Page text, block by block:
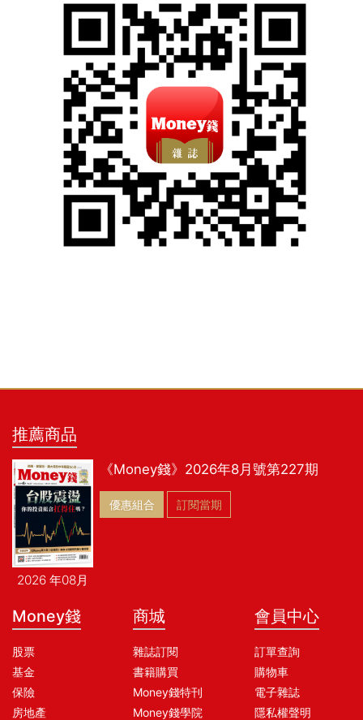
推薦商品
2026 年08月
《Money錢》2026年8月號第227期
優惠組合 訂閱當期
Money錢
股票
基金
保險
房地產
商城
雜誌訂閱
書籍購買
Money錢特刊
Money錢學院
會員中心
訂單查詢
購物車
電子雜誌
隱私權聲明